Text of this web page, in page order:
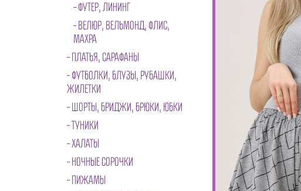
ФУТЕР, ЛИНИНГ
ВЕЛЮР, ВЕЛЬМОНД, ФЛИС,
МАХРА
ПЛАТЬЯ, САРАФАНЫ
ФУТБОЛКИ, БЛУЗЫ, РУБАШКИ,
ЖИЛЕТКИ
ШОРТЫ, БРИДЖИ, БРЮКИ, ЮБКИ
ТУНИКИ
ХАЛАТЫ
НОЧНЫЕ СОРОЧКИ
ПИЖАМЫ